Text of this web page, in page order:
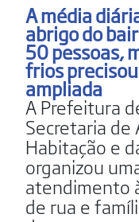
A média
abrigo do
50 pessoas,
frios
ampliada
A Prefeitura
Secretaria de
Habitação e
organizou
atendimento
de rua e